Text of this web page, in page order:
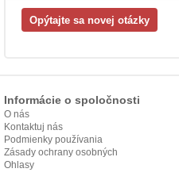
Informácie o spoločnosti
O nás
Kontaktuj nás
Podmienky používania
Zásady ochrany osobných
údajov
Ohlasy